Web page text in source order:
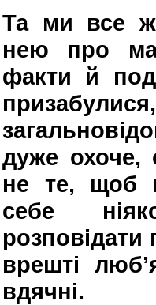
Та ми все ж
нею про
факти й
дуже охоче,
не те, щоб
себе
врешті
вдячні.